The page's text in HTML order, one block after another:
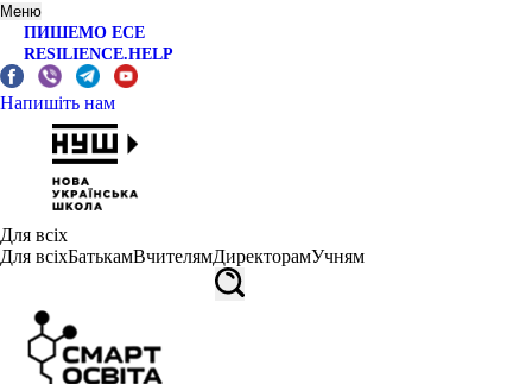
Меню
ПИШЕМО ЕСЕ
RESILIENCE.HELP
Напишіть нам
Для всіх
Для всіхБатькамВчителямДиректорамУчням